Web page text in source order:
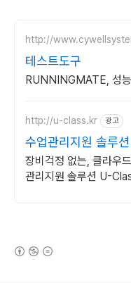
http://
테스트도구
RUNNINGMATE, 성
http://u-class.kr 광고
수업관리지원 솔루
크 수업관리솔루션
장비걱정 없는, 클라우
관리지원 솔루션 U-